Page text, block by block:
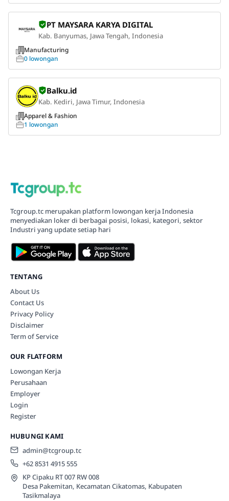
PT MAYSARA KARYA DIGITAL
Kab. Banyumas, Jawa Tengah, Indonesia
Manufacturing
0 lowongan
Balku.id
Kab. Kediri, Jawa Timur, Indonesia
Apparel & Fashion
1 lowongan
Tcgroup.tc merupakan platform lowongan kerja Indonesia
menyediakan loker di berbagai posisi, lokasi, kategori, sektor
Industri yang update setiap hari
TENTANG
About Us
Contact Us
Privacy Policy
Disclaimer
Term of Service
OUR FLATFORM
Lowongan Kerja
Perusahaan
Employer
Login
Register
HUBUNGI KAMI
admin@tcgroup.tc
+62 8531 4915 555
KP Cipaku RT 007 RW 008
Desa Pakemitan, Kecamatan Cikatomas, Kabupaten
Tasikmalaya